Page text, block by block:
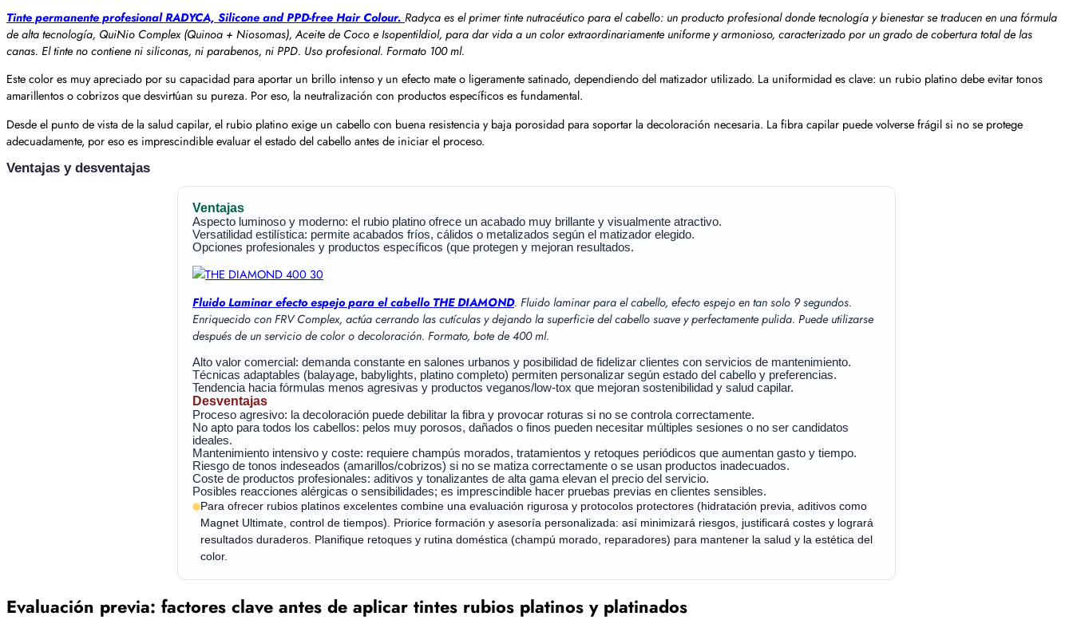
Tinte permanente profesional RADYCA, Silicone and PPD-free Hair Colour. Radyca es el primer tinte nutracéutico para el cabello: un producto profesional donde tecnología y bienestar se traducen en una fórmula
de alta tecnología, QuiNio Complex (Quinoa + Niosomas), Aceite de Coco e Isopentildiol, para dar vida a un color extraordinariamente uniforme y armonioso, caracterizado por un grado de cobertura total de las
canas. El tinte no contiene ni siliconas, ni parabenos, ni PPD. Uso profesional. Formato 100 ml.
Este color es muy apreciado por su capacidad para aportar un brillo intenso y un efecto mate o ligeramente satinado, dependiendo del matizador utilizado. La uniformidad es clave: un rubio platino debe evitar tonos
amarillentos o cobrizos que desvirtúan su pureza. Por eso, la neutralización con productos específicos es fundamental.
Desde el punto de vista de la salud capilar, el rubio platino exige un cabello con buena resistencia y baja porosidad para soportar la decoloración necesaria. La fibra capilar puede volverse frágil si no se protege
adecuadamente, por eso es imprescindible evaluar el estado del cabello antes de iniciar el proceso.
Ventajas y desventajas
Ventajas
Aspecto luminoso y moderno: el rubio platino ofrece un acabado muy brillante y visualmente atractivo.
Versatilidad estilística: permite acabados fríos, cálidos o metalizados según el matizador elegido.
Opciones profesionales y productos específicos (que protegen y mejoran resultados.
Fluido Laminar efecto espejo para el cabello THE DIAMOND. Fluido laminar para el cabello, efecto espejo en tan solo 9 segundos.
Enriquecido con FRV Complex, actúa cerrando las cutículas y dejando la superficie del cabello suave y perfectamente pulida. Puede utilizarse
después de un servicio de color o decoloración. Formato, bote de 400 ml.
Alto valor comercial: demanda constante en salones urbanos y posibilidad de fidelizar clientes con servicios de mantenimiento.
Técnicas adaptables (balayage, babylights, platino completo) permiten personalizar según estado del cabello y preferencias.
Tendencia hacia fórmulas menos agresivas y productos veganos/low-tox que mejoran sostenibilidad y salud capilar.
Desventajas
Proceso agresivo: la decoloración puede debilitar la fibra y provocar roturas si no se controla correctamente.
No apto para todos los cabellos: pelos muy porosos, dañados o finos pueden necesitar múltiples sesiones o no ser candidatos
ideales.
Mantenimiento intensivo y coste: requiere champús morados, tratamientos y retoques periódicos que aumentan gasto y tiempo.
Riesgo de tonos indeseados (amarillos/cobrizos) si no se matiza correctamente o se usan productos inadecuados.
Coste de productos profesionales: aditivos y tonalizantes de alta gama elevan el precio del servicio.
Posibles reacciones alérgicas o sensibilidades; es imprescindible hacer pruebas previas en clientes sensibles.
Para ofrecer rubios platinos excelentes combine una evaluación rigurosa y protocolos protectores (hidratación previa, aditivos como
Magnet Ultimate, control de tiempos). Priorice formación y asesoría personalizada: así minimizará riesgos, justificará costes y logrará
resultados duraderos. Planifique retoques y rutina doméstica (champú morado, reparadores) para mantener la salud y la estética del
color.
Evaluación previa: factores clave antes de aplicar tintes rubios platinos y platinados